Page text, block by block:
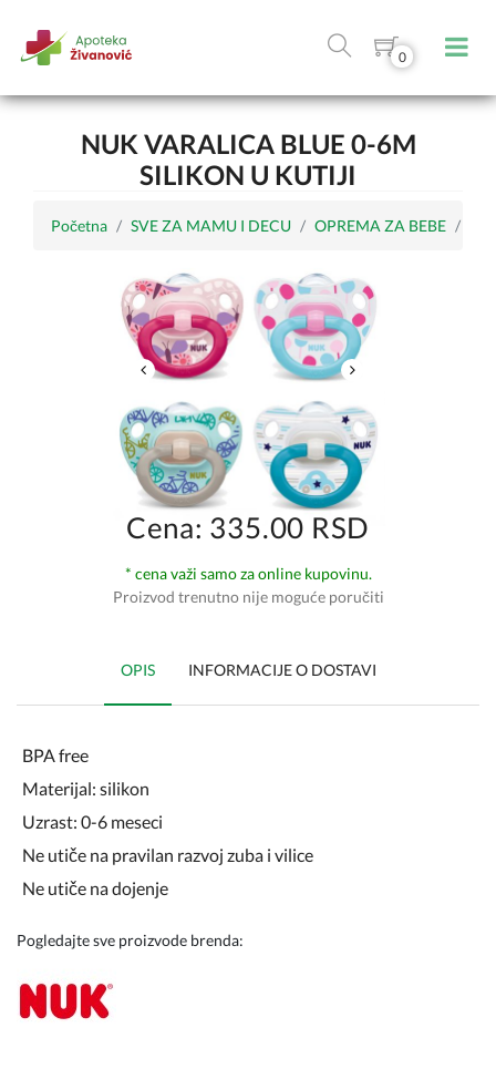
0
NUK VARALICA BLUE 0-6M
SILIKON U KUTIJI
Početna SVE ZA MAMU I DECU OPREMA ZA BEBE
Cena: 335.00 RSD
* cena važi samo za online kupovinu.
Proizvod trenutno nije moguće poručiti
OPIS INFORMACIJE O DOSTAVI
BPA free
Materijal: silikon
Uzrast: 0-6 meseci
Ne utiče na pravilan razvoj zuba i vilice
Ne utiče na dojenje
Pogledajte sve proizvode brenda: